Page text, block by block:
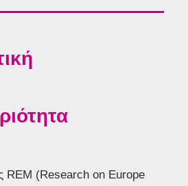
REM (Research on Europe